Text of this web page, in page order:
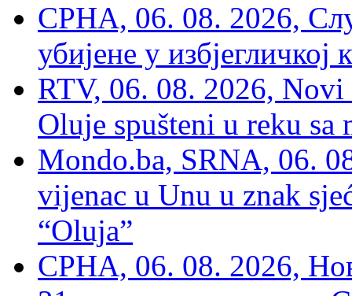
СРНА, 06. 08. 2026,
убијене у избјегличкој
RTV, 06. 08. 2026, Novi
Oluje spušteni u reku sa
Mondo.ba, SRNA, 06.
vijenac u Unu u znak
“Oluja”
СРНА, 06. 08. 2026,